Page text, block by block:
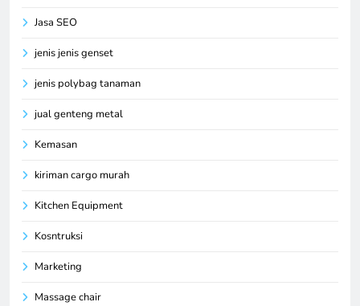
Jasa SEO
jenis jenis genset
jenis polybag tanaman
jual genteng metal
Kemasan
kiriman cargo murah
Kitchen Equipment
Kosntruksi
Marketing
Massage chair